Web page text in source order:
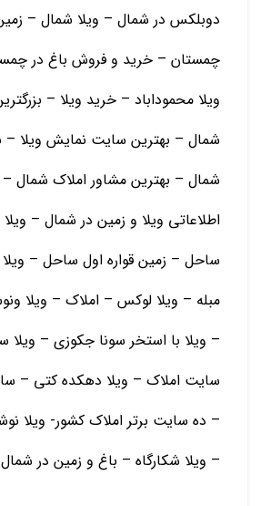
دوبلکس در شمال – ویلا شمال –
چمستان – خرید و فروش باغ در
ویلا محموداباد – خرید ویلا –
شمال – بهترین سایت نمایش ویلا –
شمال – بهترین مشاور املاک شمال –
اطلاعاتی ویلا و زمین در شمال –
ساحل – زمین قواره اول ساحل – ویلا
مبله – ویلا لوکس – املاک – ویلا
– ویلا با استخر سونا جکوزی – ویلا
سایت املاک – ویلا دهکده کتی –
– ده سایت برتر املاک کشور- ویلا
– ویلا شکارگاه – باغ و زمين در شمال